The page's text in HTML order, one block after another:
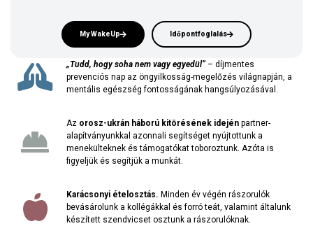
„Tudd, hogy soha nem vagy egyedül” – díjmentes
prevenciós nap az öngyilkosság-megelőzés világnapján, a
mentális egészség fontosságának hangsúlyozásával.
Az orosz-ukrán háború kitörésének idején partner-
alapítványunkkal azonnali segítséget nyújtottunk a
menekülteknek és támogatókat toboroztunk. Azóta is
figyeljük és segítjük a munkát.
Karácsonyi ételosztás. Minden év végén rászorulók
bevásárolunk a kollégákkal és forró teát, valamint általunk
készített szendvicset osztunk a rászorulóknak.
My WakeUp Időpontfoglalás